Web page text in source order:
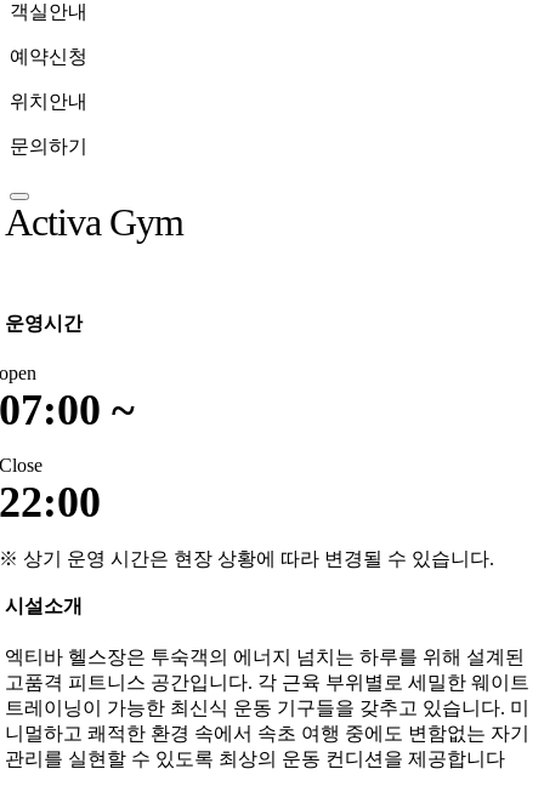
객실안내
예약신청
위치안내
문의하기
Activa Gym
운영시간
open
07:00 ~
Close
22:00
※ 상기 운영 시간은 현장 상황에 따라 변경될 수 있습니다.
시설소개
엑티바 헬스장은 투숙객의 에너지 넘치는 하루를 위해 설계된
고품격 피트니스 공간입니다. 각 근육 부위별로 세밀한 웨이트
트레이닝이 가능한 최신식 운동 기구들을 갖추고 있습니다. 미
니멀하고 쾌적한 환경 속에서 속초 여행 중에도 변함없는 자기
관리를 실현할 수 있도록 최상의 운동 컨디션을 제공합니다